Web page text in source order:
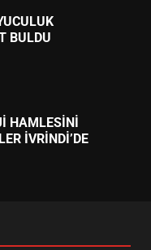
HAMLESİNİ
İVRİNDİ’DE
ULAŞIM
HAMLE
HD